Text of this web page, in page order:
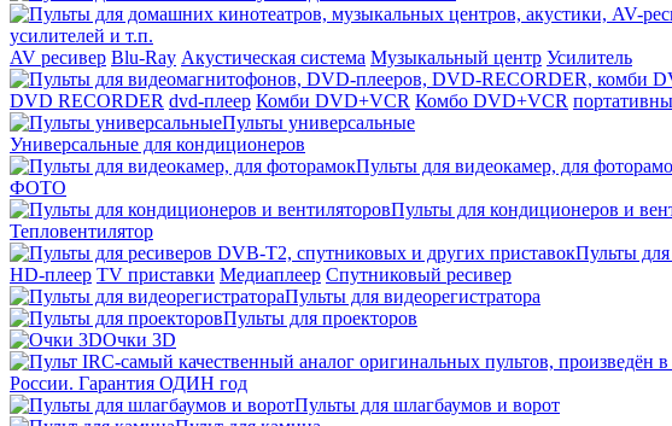
усилителей и т.п.
AV ресивер Blu-Ray Акустическая система Музыкальный центр Усилитель
DVD RECORDER dvd-плеер Комби DVD+VCR Комбо DVD+VCR
Пульты универсальные
Универсальные для кондиционеров
Пульты для видеокамер, для
ФОТО
Пульты для кондиционеров и
Тепловентилятор
Пульты
HD-плеер TV приставки Медиаплеер Спутниковый ресивер
Пульты для видеорегистратора
Пульты для проекторов
Очки 3D
России. Гарантия ОДИН год
Пульты для шлагбаумов и ворот